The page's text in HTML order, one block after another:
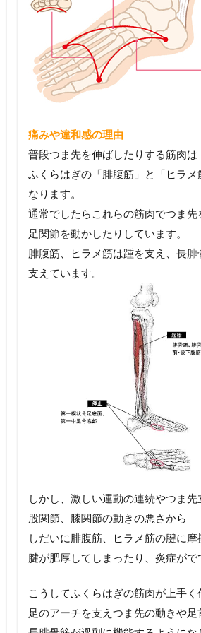
痛みや違和感の理由
普段つま先を伸ばしたりする筋肉は
ふくらはぎの「腓腹筋」と「ヒラメ
なります。
通常でしたらこれらの筋肉でつま先
足関節を動かしたりしています。
腓腹筋、ヒラメ筋は踵を支え、長
支えています。
しかし、激しい運動の連続やつま先
股関節、膝関節の動きの悪さから
しだいに腓腹筋、ヒラメ筋の腱に摩
腱が肥厚してしまったり、炎症がで
こうしてふくらはぎの筋肉が上手く
足のアーチを支えつま先の動きや足